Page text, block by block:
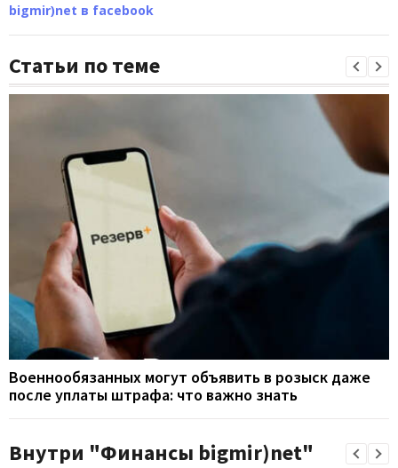
bigmir)net в facebook
Статьи по теме
Военнообязанных могут объявить в розыск даже
после уплаты штрафа: что важно знать
Внутри "Финансы bigmir)net"